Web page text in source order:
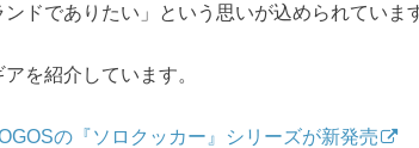
ドでありたい」という思いが込められていま
を紹介しています。
の『ソロクッカー』シリーズが新発売